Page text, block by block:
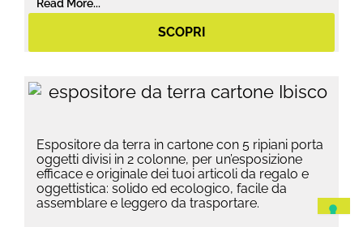
Read More...
SCOPRI
Espositore da terra in cartone con 5 ripiani porta
oggetti divisi in 2 colonne, per un’esposizione
efficace e originale dei tuoi articoli da regalo e
oggettistica: solido ed ecologico, facile da
assemblare e leggero da trasportare.